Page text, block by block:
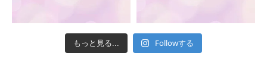
もっと見る... Followする